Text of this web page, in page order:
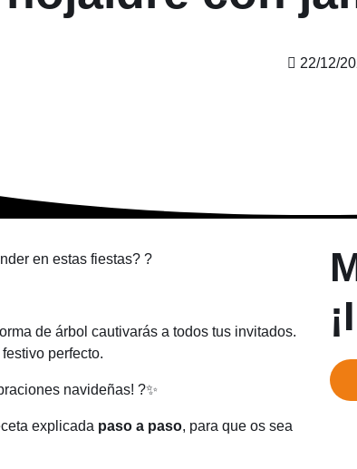
22/12/
en estas fiestas? ?
de árbol cautivarás a todos tus invitados.
perfecto.
navideñas! ?✨
explicada paso a paso, para que os sea